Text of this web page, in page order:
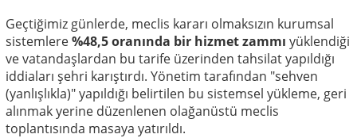
Geçtiğimiz günlerde, meclis kararı olmaksızın kurumsal
sistemlere%48,5 oranında bir hizmet zammı yüklendiği
ve vatandaşlardan bu tarife üzerinden tahsilat yapıldığı
iddiaları şehri karıştırdı. Yönetim tarafından "sehven
(yanlışlıkla)" yapıldığı belirtilen bu sistemsel yükleme, geri
alınmak yerine düzenlenen olağanüstü meclis
toplantısında masaya yatırıldı.